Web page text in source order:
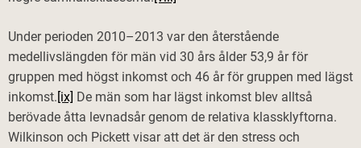
Under perioden 2010–2013 var den återstående
medellivslängden för män vid 30 års ålder 53,9 år för
gruppen med högst inkomst och 46 år för gruppen med lägst
inkomst.[ix] De män som har lägst inkomst blev alltså
berövade åtta levnadsår genom de relativa klassklyftorna.
Wilkinson och Pickett visar att det är den stress och